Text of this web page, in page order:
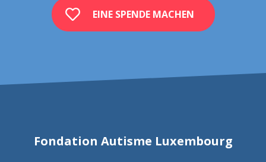
EINE SPENDE MACHEN
Fondation Autisme Luxembourg